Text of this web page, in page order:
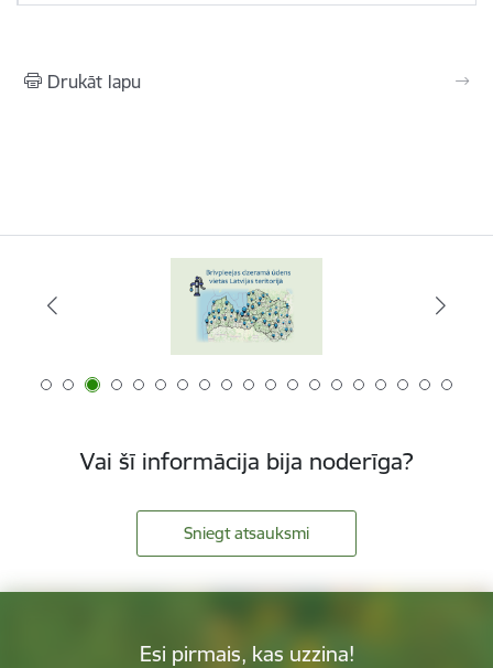
Drukāt lapu
Vai šī informācija bija noderīga?
Sniegt atsauksmi
Esi pirmais, kas uzzina!